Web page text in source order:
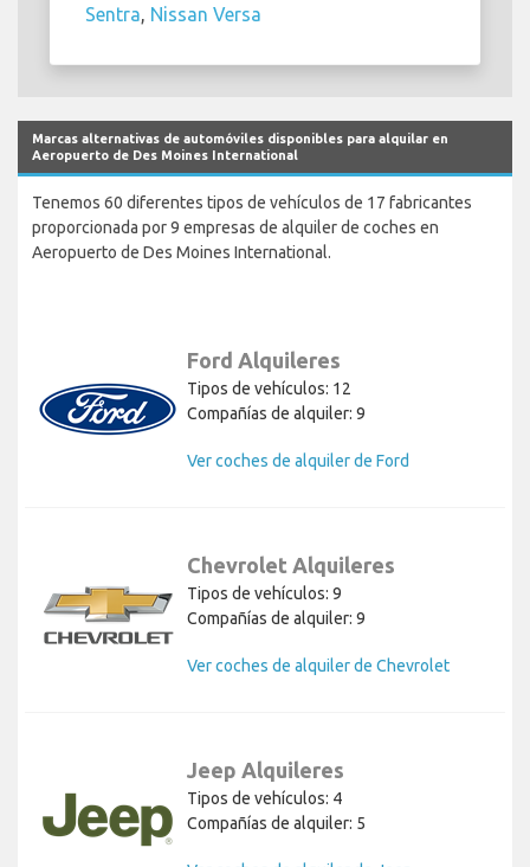
Sentra Nissan Versa
Marcas alternativas de automóviles disponibles para alquilar en
Aeropuerto de Des Moines International
Tenemos 60 diferentes tipos de vehículos de 17 fabricantes
proporcionada por 9 empresas de alquiler de coches en
Aeropuerto de Des Moines International.
Ford Alquileres
Tipos de vehículos: 12
Compañías de alquiler: 9
Ver coches de alquiler de Ford
Chevrolet Alquileres
Tipos de vehículos: 9
Compañías de alquiler: 9
Ver coches de alquiler de Chevrolet
Jeep Alquileres
Tipos de vehículos: 4
Compañías de alquiler: 5